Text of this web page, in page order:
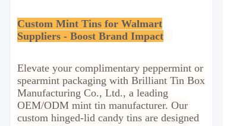
Custom Mint Tins for Walmart
Suppliers - Boost Brand Impact
Elevate your complimentary peppermint or
spearmint packaging with Brilliant Tin Box
Manufacturing Co., Ltd., a leading
OEM/ODM mint tin manufacturer. Our
custom hinged-lid candy tins are designed